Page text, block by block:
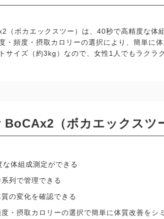
（ボカエックスツー）は、40秒で高精度な体
・頻度・摂取カロリーの選択により、簡単に
サイズ（約3kg）なので、女性1人でもラクラ
BoCAx2（ボカエックスツ
体組成測定ができる
列で管理できる
の変化を確認できる
・摂取カロリーの選択で簡単に体質改善をシ